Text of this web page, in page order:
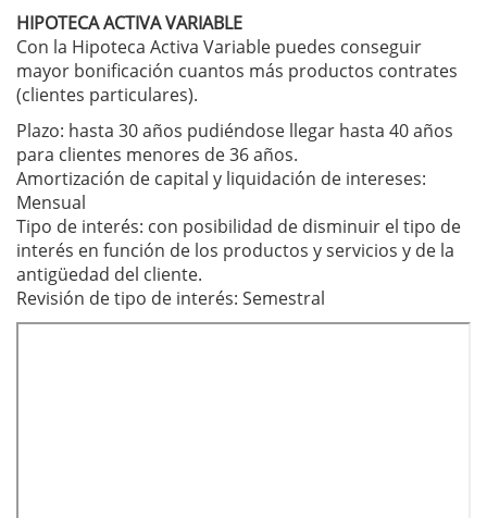
HIPOTECA ACTIVA VARIABLE
Con la Hipoteca Activa Variable puedes conseguir
mayor bonificación cuantos más productos contrates
(clientes particulares).
Plazo: hasta 30 años pudiéndose llegar hasta 40 años
para clientes menores de 36 años.
Amortización de capital y liquidación de intereses:
Mensual
Tipo de interés: con posibilidad de disminuir el tipo de
interés en función de los productos y servicios y de la
antigüedad del cliente.
Revisión de tipo de interés: Semestral